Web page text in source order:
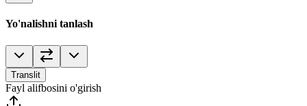
Yo'nalishni tanlash
Translit
Fayl alifbosini o'girish